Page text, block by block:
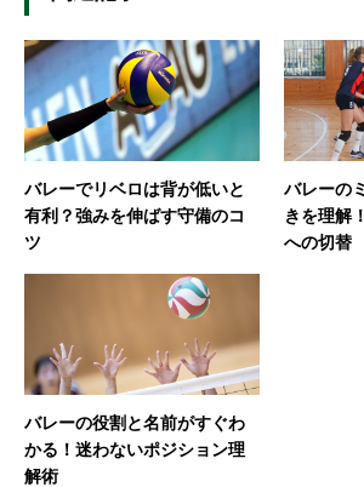
バレーでリベロは背が低いと
有利？強みを伸ばす守備のコ
ツ
バレーの
きを理解
への切替
バレーの役割と名前がすぐわ
かる！迷わないポジション理
解術